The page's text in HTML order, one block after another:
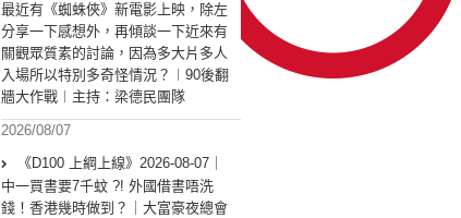
最近有《蜘蛛俠》新電影上映，除左
分享一下感想外，再傾談一下近來有
關觀眾質素的討論，因為多大片多人
入場所以特別多奇怪情況？︱90後翻
牆大作戰︱主持：梁德民團隊
2026/08/07
《D100 上綱上線》2026-08-07｜
中一買書要7千蚊 ?! 外國借書唔洗
錢！香港幾時做到？｜大富豪夜總會